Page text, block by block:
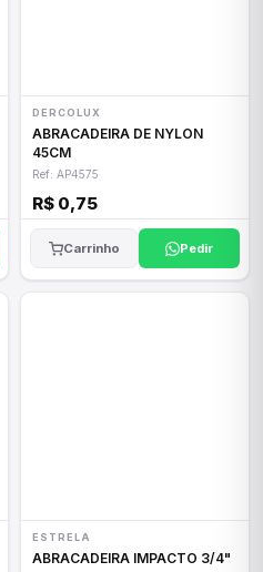
DERCOLUX
ABRACADEIRA DE NYLON
45CM
Ref: AP4575
R$ 0,75
Carrinho Pedir
ESTRELA
ABRACADEIRA IMPACTO 3/4"